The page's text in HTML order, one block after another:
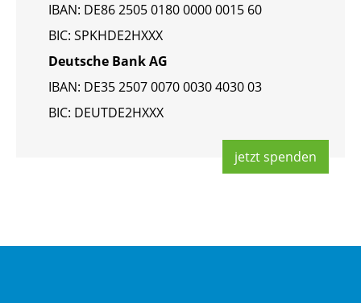
IBAN: DE86 2505 0180 0000 0015 60
BIC: SPKHDE2HXXX
Deut­sche Bank AG
IBAN: DE35 2507 0070 0030 4030 03
BIC: DEUT­DE2HXXX
jetzt spen­den